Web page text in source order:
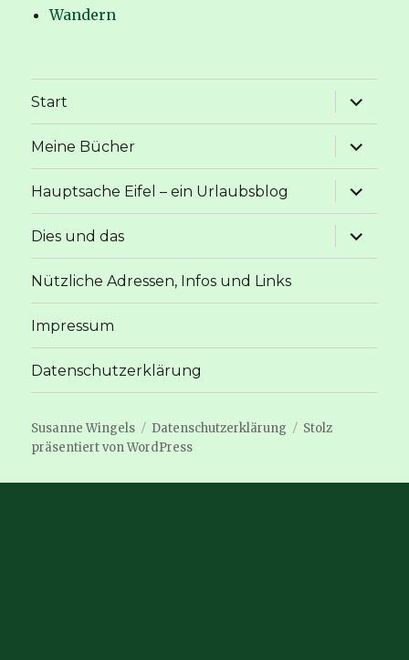
Wandern
Start
Meine Bücher
Hauptsache Eifel – ein Urlaubsblog
Dies und das
Nützliche Adressen, Infos und Links
Impressum
Datenschutzerklärung
Susanne Wingels Datenschutzerklärung
Stolz
präsentiert von WordPress